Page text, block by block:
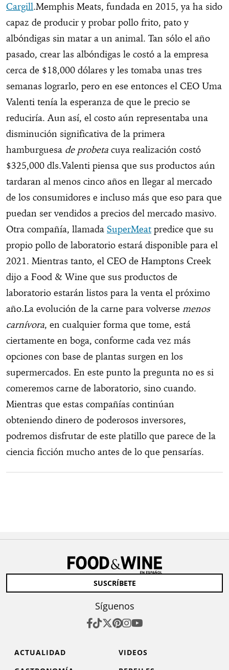
Cargill.Memphis Meats, fundada en 2015, ya ha sido
capaz de producir y probar pollo frito, pato y
albóndigas sin matar a un animal. Tan sólo el año
pasado, crear las albóndigas le costó a la empresa
cerca de $18,000 dólares y les tomaba unas tres
semanas lograrlo, pero en ese entonces el CEO Uma
Valenti tenía la esperanza de que le precio se
reduciría. Aun así, el costo aún representaba una
disminución significativa de la primera
hamburguesa de probeta cuya realización costó
$325,000 dls.Valenti piensa que sus productos aún
tardaran al menos cinco años en llegar al mercado
de los consumidores e incluso más que eso para que
puedan ser vendidos a precios del mercado masivo.
Otra compañía, llamada SuperMeat predice que su
propio pollo de laboratorio estará disponible para el
2021. Mientras tanto, el CEO de Hamptons Creek
dijo a Food & Wine que sus productos de
laboratorio estarán listos para la venta el próximo
año.La evolución de la carne para volverse menos
carnívora, en cualquier forma que tome, está
ciertamente en boga, conforme cada vez más
opciones con base de plantas surgen en los
supermercados. En este punto la pregunta no es si
comeremos carne de laboratorio, sino cuando.
Mientras que estas compañías continúan
obteniendo dinero de poderosos inversores,
podremos disfrutar de este platillo que parece de la
ciencia ficción mucho antes de lo que pensarías.
SUSCRÍBETE
Síguenos
ACTUALIDAD
VIDEOS